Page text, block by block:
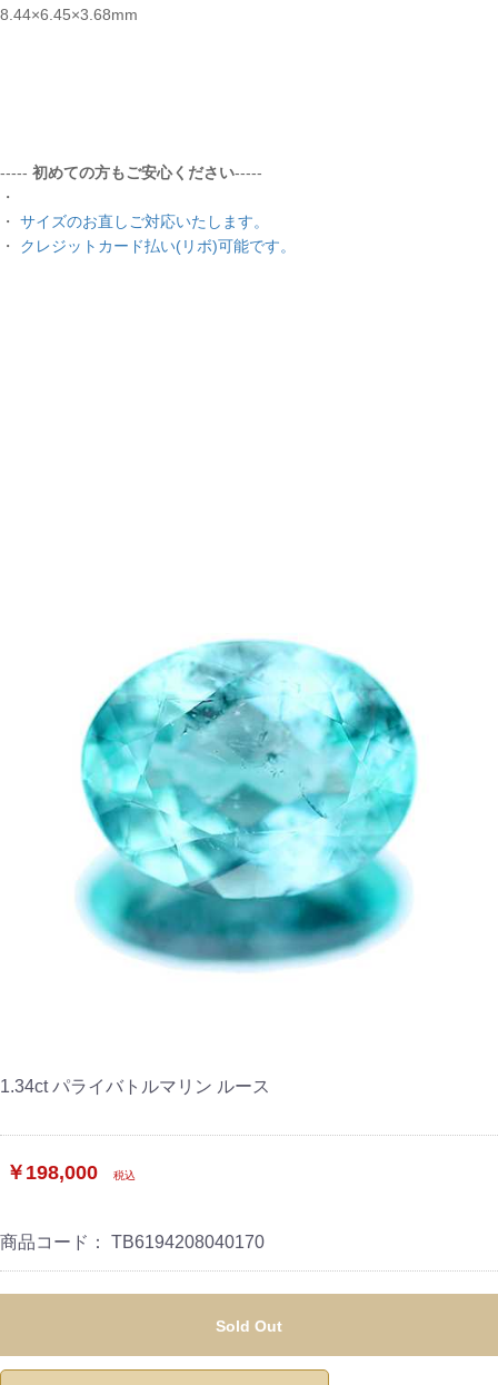
8.44×6.45×3.68mm
----- 初めての方もご安心ください-----
・
・ サイズのお直しご対応いたします。
・ クレジットカード払い(リボ)可能です。
1.34ct パライバトルマリン ルース
￥198,000 税込
商品コード： TB6194208040170
Sold Out